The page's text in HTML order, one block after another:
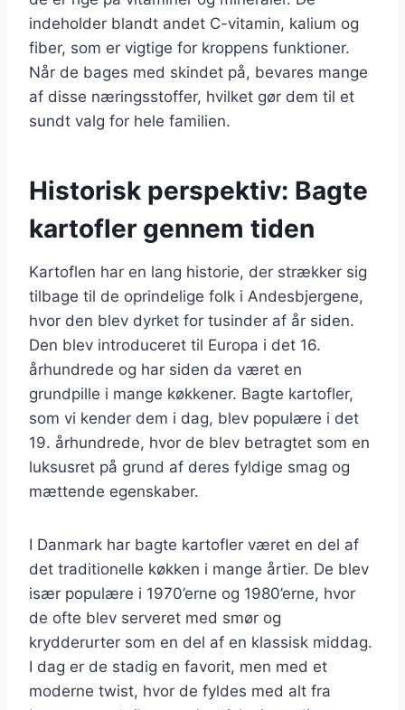
indeholder blandt andet C-vitamin, kalium og
fiber, som er vigtige for kroppens funktioner.
Når de bages med skindet på, bevares mange
af disse næringsstoffer, hvilket gør dem til et
sundt valg for hele familien.
Historisk perspektiv: Bagte
kartofler gennem tiden
Kartoflen har en lang historie, der strækker sig
tilbage til de oprindelige folk i Andesbjergene,
hvor den blev dyrket for tusinder af år siden.
Den blev introduceret til Europa i det 16.
århundrede og har siden da været en
grundpille i mange køkkener. Bagte kartofler,
som vi kender dem i dag, blev populære i det
19. århundrede, hvor de blev betragtet som en
luksusret på grund af deres fyldige smag og
mættende egenskaber.
I Danmark har bagte kartofler været en del af
det traditionelle køkken i mange årtier. De blev
især populære i 1970’erne og 1980’erne, hvor
de ofte blev serveret med smør og
krydderurter som en del af en klassisk middag.
I dag er de stadig en favorit, men med et
moderne twist, hvor de fyldes med alt fra